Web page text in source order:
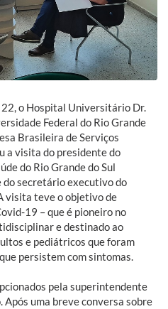
o Hospital Universitário Dr.
Federal do Rio Grande
Brasileira de Serviços
a visita do presidente do
do Rio Grande do Sul
do secretário executivo do
visita teve o objetivo de
19 – que é pioneiro no
e destinado ao
e pediátricos que foram
persistem com sintomas.
pela superintendente
Após uma breve conversa sobre